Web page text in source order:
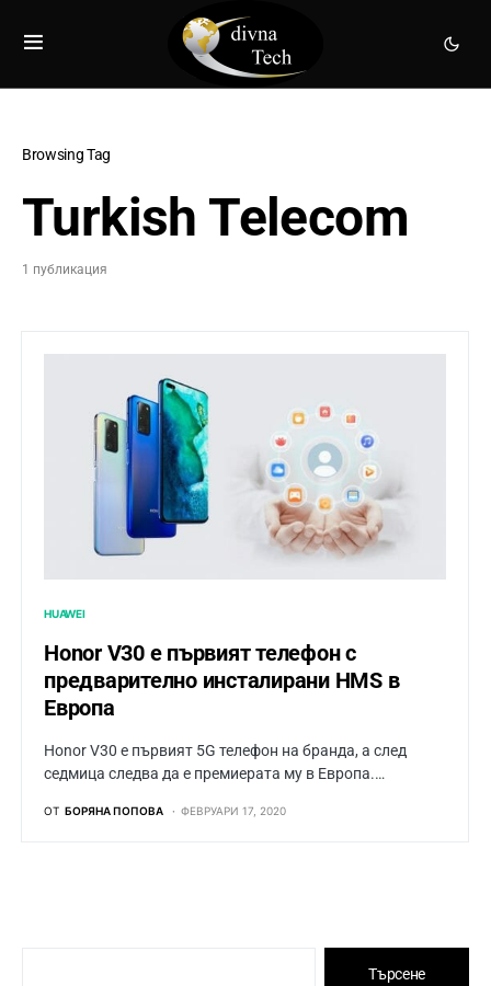
Browsing Tag
Turkish Telecom
1 публикация
HUAWEI
Honor V30 e първият телефон с
предварително инсталирани HMS в
Европа
Honor V30 е първият 5G телефон на бранда, а след
седмица следва да е премиерата му в Европа.…
ОТ БОРЯНА ПОПОВА ФЕВРУАРИ 17, 2020
Търсене